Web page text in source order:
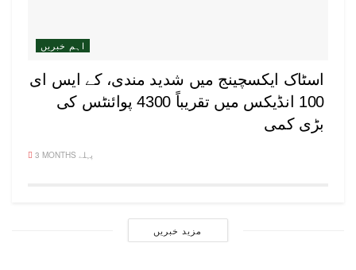
اہم خبریں
اسٹاک ایکسچینج میں شدید مندی، کے ایس ای
100 انڈیکس میں تقریباً 4300 پوائنٹس کی
بڑی کمی
3 MONTHS پہلے
مزید خبریں